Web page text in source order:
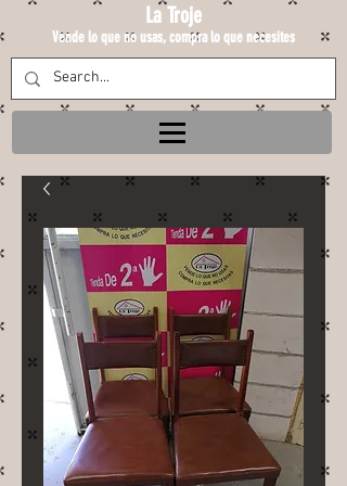
La Troje
Vende lo que no usas, compra lo que necesites